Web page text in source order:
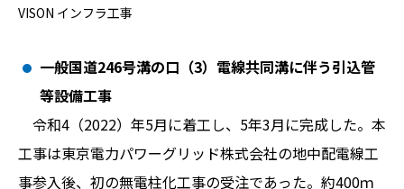
VISON インフラ工事
一般国道246号溝の口（3）電線共同溝に伴う引込管
等設備工事
令和4（2022）年5月に着工し、5年3月に完成した。本
工事は東京電力パワーグリッド株式会社の地中配電線工
事参入後、初の無電柱化工事の受注であった。約400ｍ